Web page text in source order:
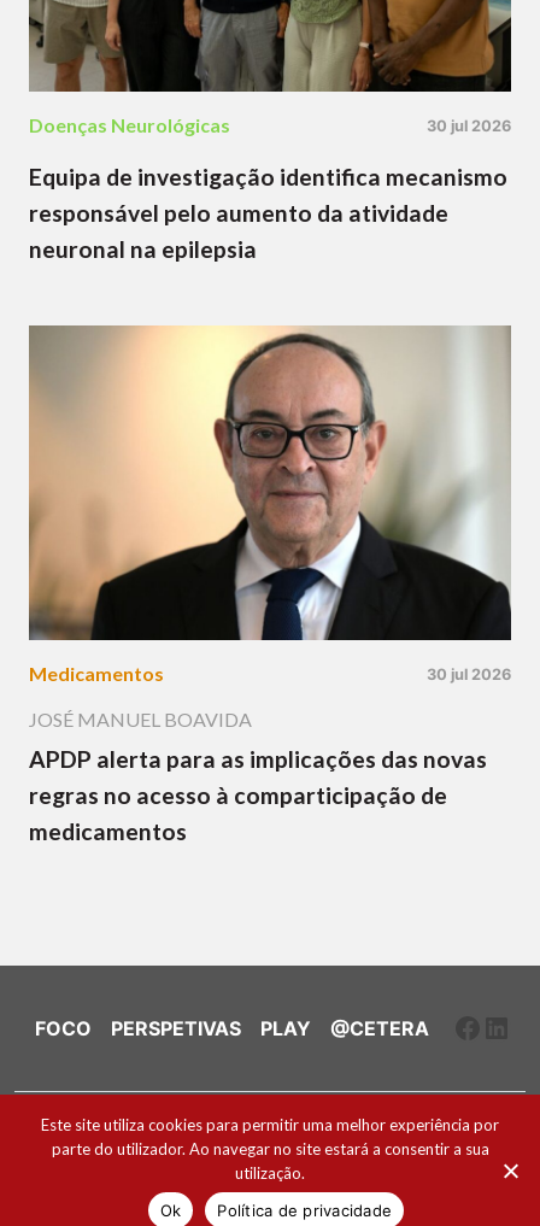
Doenças Neurológicas 30 jul 2026
Equipa de investigação identifica mecanismo
responsável pelo aumento da atividade
neuronal na epilepsia
Medicamentos 30 jul 2026
JOSÉ MANUEL BOAVIDA
APDP alerta para as implicações das novas
regras no acesso à comparticipação de
medicamentos
FOCO PERSPETIVAS PLAY @CETERA
Ficha Técnica e Estatuto Editorial
Política de Cookies
2026 ® Todos os direitos reservados
Este site utiliza cookies para permitir uma melhor experiência por
parte do utilizador. Ao navegar no site estará a consentir a sua
utilização.
Ok
Política de privacidade